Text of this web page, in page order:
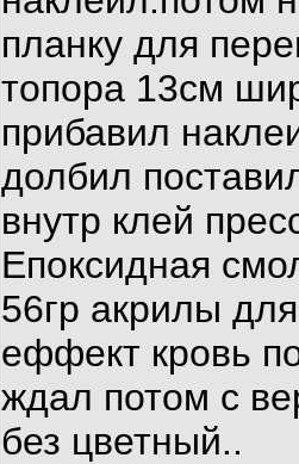
планку для
топора 13см
прибавил
долбил
внутр клей
Епоксидная
56гр акрилы
еффект кровь
ждал потом с
без цветный..